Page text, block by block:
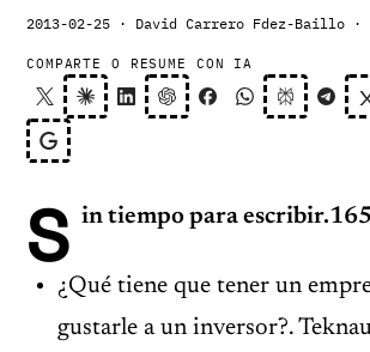
2013-02-25 · David Carrero Fdez-Baillo ·
COMPARTE O RESUME CON IA
S in tiempo para escribir.165
¿Qué tiene que tener un
gustarle a un inversor?.